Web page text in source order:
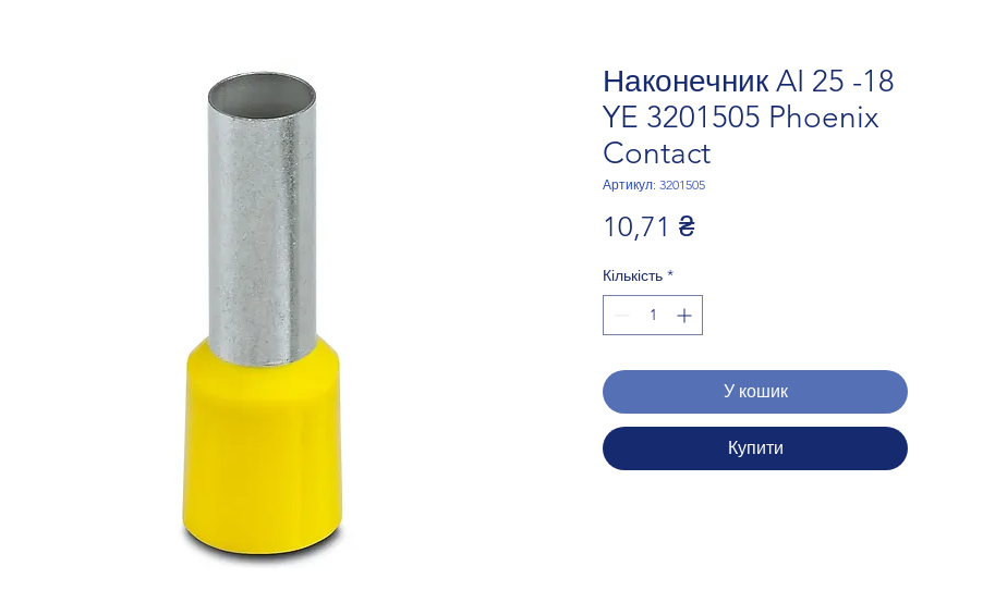
Наконечник AI 25 -18
YE 3201505 Phoenix
Contact
Артикул: 3201505
10,71 ₴Ціна
Кількість *
У кошик
Купити